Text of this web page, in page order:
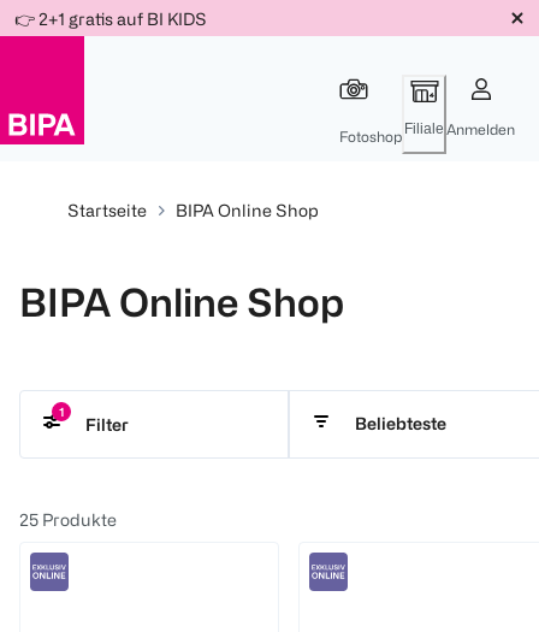
Für
Für
Für
Weiter
zum
👉 2+1 gratis auf BI KIDS
Fotoshop Filiale Anmelden
Startseite BIPA Online Shop
BIPA Online Shop
1
Filter Beliebteste
25 Produkte